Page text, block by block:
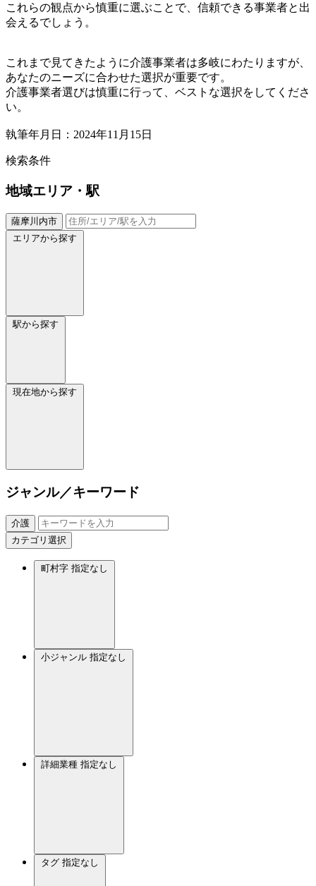
これらの観点から慎重に選ぶことで、信頼できる事業者と出
会えるでしょう。
これまで見てきたように介護事業者は多岐にわたりますが、
あなたのニーズに合わせた選択が重要です。
介護事業者選びは慎重に行って、ベストな選択をしてくださ
い。
執筆年月日：2024年11月15日
検索条件
地域エリア・駅
薩摩川内市
エリアから探す
駅から探す
現在地から探す
ジャンル／キーワード
介護
カテゴリ選択
町村字 指定なし
小ジャンル 指定なし
詳細業種 指定なし
タグ 指定なし